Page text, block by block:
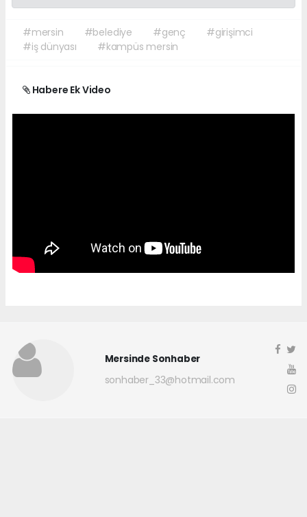
#mersin #belediye #genç
#girişimci
#iş dünyası
#kampüs mersin
Habere Ek Video
Mersinde Sonhaber
sonhaber_33@hotmail.com